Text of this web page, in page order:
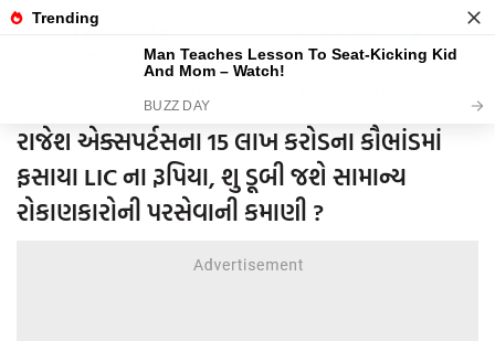
રાજેશ એક્સપર્ટસના 15 લાખ કરોડના કૌભાંડમાં
ફસાયા LIC ના રૂપિયા, શુ ડૂબી જશે સામાન્ય
રોકાણકારોની પરસેવાની કમાણી ?